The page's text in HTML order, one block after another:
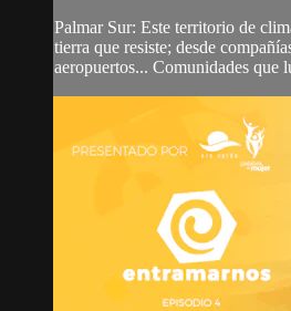
Palmar Sur: Este territorio de
tierra que resiste; desde
aeropuertos... Comunidades que